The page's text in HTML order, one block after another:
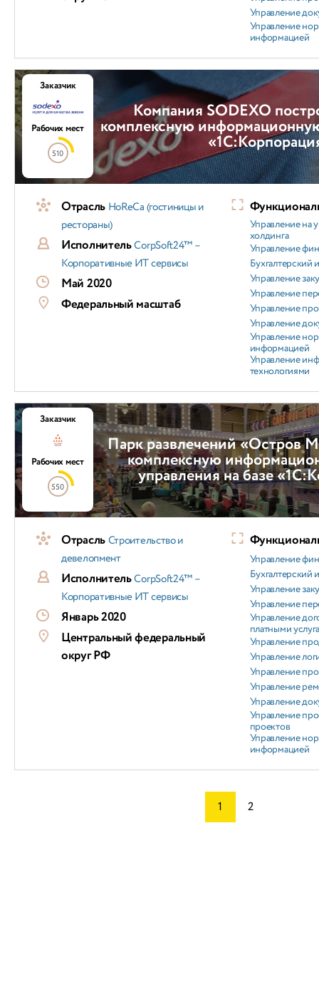
Управление
Управление
информацией
Компания SODEXO
комплексную
Заказчик
Рабочих мест
510
Отрасль HoReCa (гостиницы и
рестораны)
ИсполнительCorpSoft24™ –
Корпоративные ИТ сервисы
Май 2020
Федеральный масштаб
Управление на
холдинга
Управление
Бухгалтерский
Управление
Управление
Управление
Управление
Управление
информацией
Управление
технологиями
Парк развлечений «Остров
комплексную
управления на базе
Заказчик
Рабочих мест
550
ОтрасльСтроительство и
девелопмент
ИсполнительCorpSoft24™ –
Корпоративные ИТ сервисы
Январь 2020
Центральный федеральный
округ РФ
Управление
Бухгалтерский
Управление
Управление
Управление
платными
Управление
Управление
Управление
Управление
Управление
Управление
проектов
Управление
информацией
1 2